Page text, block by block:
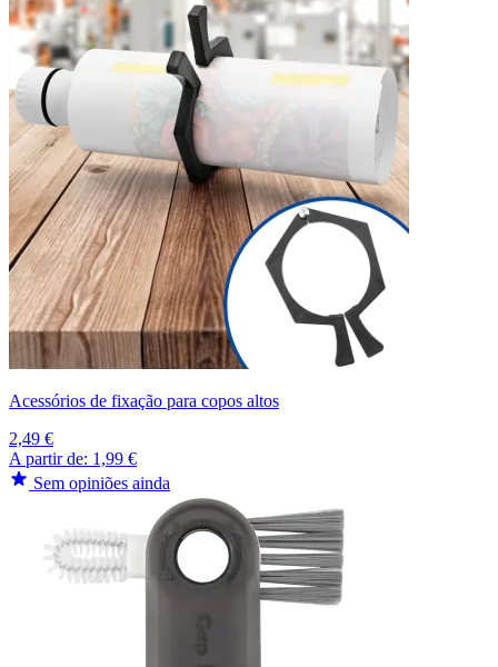
Acessórios de fixação para copos altos
2,49 €
A partir de: 1,99 €
Sem opiniões ainda